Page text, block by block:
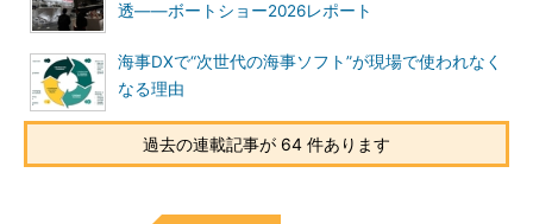
透――ボートショー2026レポート
海事DXで“次世代の海事ソフト”が現場で使われなく
なる理由
過去の連載記事が 64 件あります